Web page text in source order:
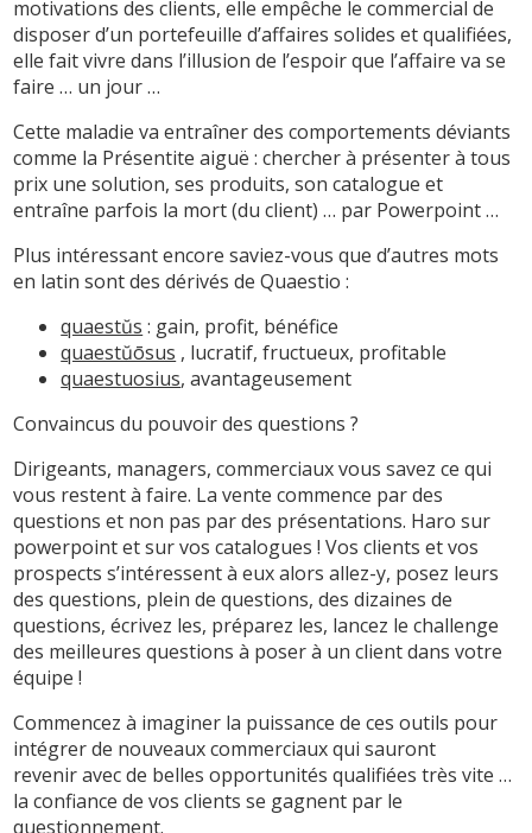
motivations des clients, elle empêche le commercial de
disposer d’un portefeuille d’affaires solides et qualifiées,
elle fait vivre dans l’illusion de l’espoir que l’affaire va se
faire … un jour …
Cette maladie va entraîner des comportements déviants
comme la Présentite aiguë : chercher à présenter à tous
prix une solution, ses produits, son catalogue et
entraîne parfois la mort (du client) … par Powerpoint …
Plus intéressant encore saviez-vous que d’autres mots
en latin sont des dérivés de Quaestio :
quaestŭs : gain, profit, bénéfice
quaestŭōsus , lucratif, fructueux, profitable
quaestuosius, avantageusement
Convaincus du pouvoir des questions ?
Dirigeants, managers, commerciaux vous savez ce qui
vous restent à faire. La vente commence par des
questions et non pas par des présentations. Haro sur
powerpoint et sur vos catalogues ! Vos clients et vos
prospects s’intéressent à eux alors allez-y, posez leurs
des questions, plein de questions, des dizaines de
questions, écrivez les, préparez les, lancez le challenge
des meilleures questions à poser à un client dans votre
équipe !
Commencez à imaginer la puissance de ces outils pour
intégrer de nouveaux commerciaux qui sauront
revenir avec de belles opportunités qualifiées très vite …
la confiance de vos clients se gagnent par le
questionnement.